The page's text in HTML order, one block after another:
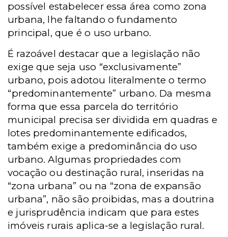
possível estabelecer essa área como zona
urbana, lhe faltando o fundamento
principal, que é o uso urbano.
É razoável destacar que a legislação não
exige que seja uso “exclusivamente”
urbano, pois adotou literalmente o termo
“predominantemente” urbano. Da mesma
forma que essa parcela do território
municipal precisa ser dividida em quadras e
lotes predominantemente edificados,
também exige a predominância do uso
urbano. Algumas propriedades com
vocação ou destinação rural, inseridas na
“zona urbana” ou na “zona de expansão
urbana”, não são proibidas, mas a doutrina
e jurisprudência indicam que para estes
imóveis rurais aplica-se a legislação rural.